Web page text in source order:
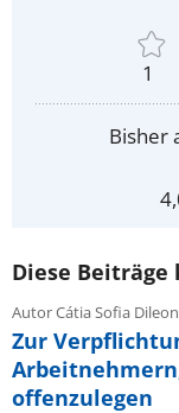
1
Bisher
Diese
Autor Cátia Sofia
Zur
offenzulegen